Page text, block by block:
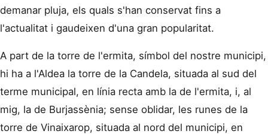
demanar pluja, els quals s'han conservat fins a
l'actualitat i gaudeixen d'una gran popularitat.
A part de la torre de l'ermita, símbol del nostre municipi,
hi ha a l'Aldea la torre de la Candela, situada al sud del
terme municipal, en línia recta amb la de l'ermita, i, al
mig, la de Burjassènia; sense oblidar, les runes de la
torre de Vinaixarop, situada al nord del municipi, en